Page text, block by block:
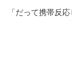
「だって携帯反